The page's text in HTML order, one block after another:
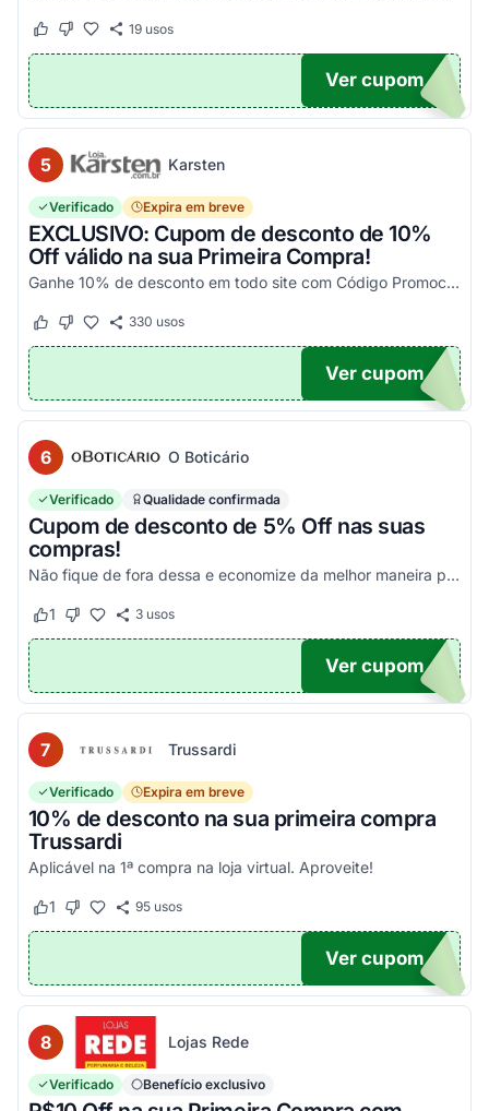
Este cupom funcionou
Este cupom não funcionou
19usos
OM50
Ver cupom
5 Karsten
Verificado Expira em breve
EXCLUSIVO: Cupom de desconto de 10%
Off válido na sua Primeira Compra!
Ganhe 10% de desconto em todo site com Código Promocional Karsten. Válido apenas 1 utilização por CPF. Só aqui no Agora Cupom você economiza tanto!
Este cupom funcionou
Este cupom não funcionou
330 usos
OM10
Ver cupom
6 O Boticário
Verificado Qualidade confirmada
Cupom de desconto de 5% Off nas suas
compras!
Não fique de fora dessa e economize da melhor maneira possível! Válido somente nessa seleção!
Este cupom funcionou
1 Este cupom não funcionou
3usos
EIRA
Ver cupom
7 Trussardi
Verificado Expira em breve
10% de desconto na sua primeira compra
Trussardi
Aplicável na 1ª compra na loja virtual. Aproveite!
Este cupom funcionou
1 Este cupom não funcionou
95usos
OM10
Ver cupom
8 Lojas Rede
Verificado Benefício exclusivo